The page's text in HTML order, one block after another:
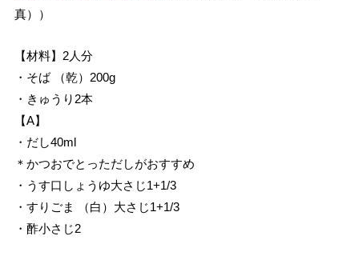
真））
【材料】2人分
・そば （乾）200g
・きゅうり2本
【A】
・だし40ml
＊かつおでとっただしがおすすめ
・うす口しょうゆ大さじ1+1/3
・すりごま （白）大さじ1+1/3
・酢小さじ2